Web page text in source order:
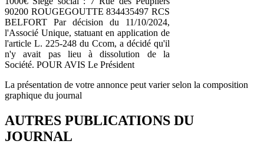
90200 ROUGEGOUTTE 834435497 RCS
BELFORT Par décision du 11/10/2024,
l'Associé Unique, statuant en application de
l'article L. 225-248 du Ccom, a décidé qu'il
n'y avait pas lieu à dissolution de la
Société. POUR AVIS Le Président
La présentation de votre annonce peut varier selon la composition
graphique du journal
AUTRES PUBLICATIONS DU
JOURNAL